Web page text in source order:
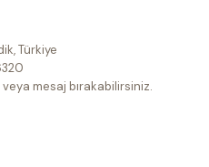
Türkiye
mesaj bırakabilirsiniz.